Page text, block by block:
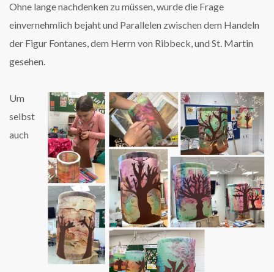
Ohne lange nachdenken zu müssen, wurde die Frage
einvernehmlich bejaht und Parallelen zwischen dem Handeln
der Figur Fontanes, dem Herrn von Ribbeck, und St. Martin
gesehen.
Um
selbst
auch